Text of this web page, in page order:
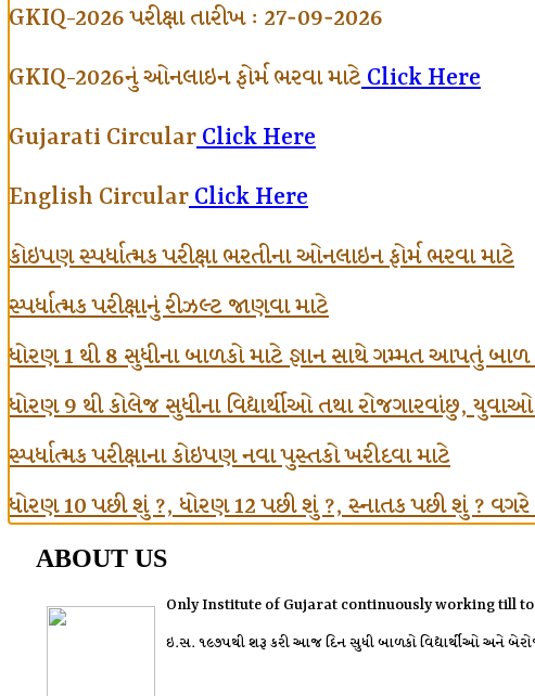
GKIQ-2026 પરીક્ષા તારીખ : 27-09-2026
GKIQ-2026નું ઓનલાઇન ફોર્મ ભરવા માટે Click Here
Gujarati Circular Click Here
English Circular Click Here
કોઇપણ સ્પર્ધાત્મક પરીક્ષા ભરતીના ઓનલાઇન ફોર્મ ભરવા માટે
સ્પર્ધાત્મક પરીક્ષાનું રીઝલ્ટ જાણવા માટે
ધોરણ 1 થી 8 સુધીના બાળકો માટે જ્ઞાન સાથે ગમ્મત આપતું
ધોરણ 9 થી કોલેજ સુધીના વિદ્યાર્થીઓ તથા રોજગારવાંછુ, યુવાઓ
સ્પર્ધાત્મક પરીક્ષાના કોઇપણ નવા પુસ્તકો ખરીદવા માટે
ધોરણ 10 પછી શું ?, ધોરણ 12 પછી શું ?, સ્નાતક પછી શું ? વગરે
ABOUT US
Only Institute of Gujarat continuously working till
ઇ.સ. ૧૯૭૫થી શરૂ કરી આજ દિન સુધી બાળકો વિદ્યાર્થીઓ અને